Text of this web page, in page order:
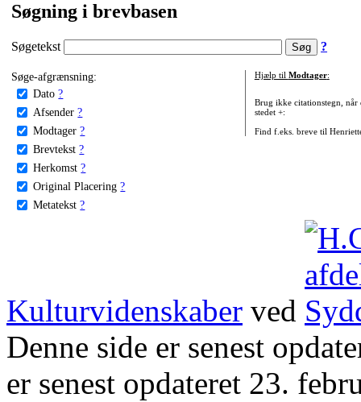
Søgning i brevbasen
Søgetekst ?
Søge-afgrænsning:
Dato ?
Afsender ?
Modtager ?
Brevtekst ?
Herkomst ?
Original Placering ?
Metatekst ?
Hjælp til Modtager:
Brug ikke citationstegn, når
stedet +:
Find f.eks. breve til
Kulturvidenskaber ved
Denne side er senest
er senest opdateret 23.